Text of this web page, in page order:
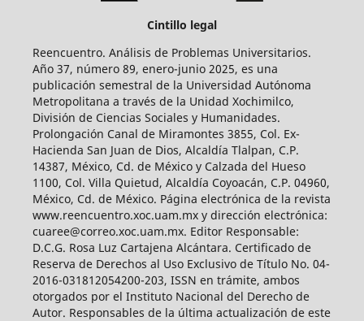
Cintillo legal
Reencuentro. Análisis de Problemas Universitarios.
Año 37, número 89, enero-junio 2025, es una
publicación semestral de la Universidad Autónoma
Metropolitana a través de la Unidad Xochimilco,
División de Ciencias Sociales y Humanidades.
Prolongación Canal de Miramontes 3855, Col. Ex-
Hacienda San Juan de Dios, Alcaldía Tlalpan, C.P.
14387, México, Cd. de México y Calzada del Hueso
1100, Col. Villa Quietud, Alcaldía Coyoacán, C.P. 04960,
México, Cd. de México. Página electrónica de la revista
www.reencuentro.xoc.uam.mx y dirección electrónica:
cuaree@correo.xoc.uam.mx. Editor Responsable:
D.C.G. Rosa Luz Cartajena Alcántara. Certificado de
Reserva de Derechos al Uso Exclusivo de Título No. 04-
2016-031812054200-203, ISSN en trámite, ambos
otorgados por el Instituto Nacional del Derecho de
Autor. Responsables de la última actualización de este